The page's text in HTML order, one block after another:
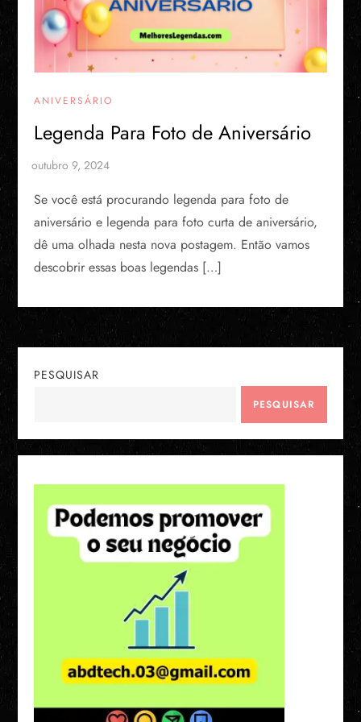
ANIVERSÁRIO
Legenda Para Foto de Aniversário
Se você está procurando legenda para foto de
aniversário e legenda para foto curta de aniversário,
dê uma olhada nesta nova postagem. Então vamos
descobrir essas boas legendas […]
PESQUISAR
PESQUISAR